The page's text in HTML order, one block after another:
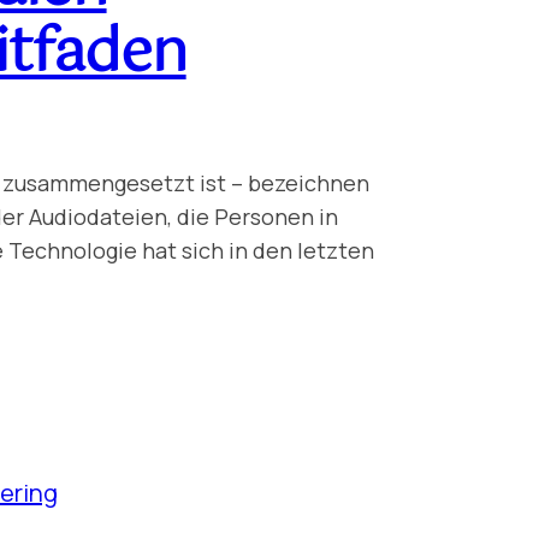
zusammengesetzt ist – bezeichnen
Audiodateien, die Personen in
Technologie hat sich in den letzten